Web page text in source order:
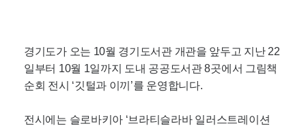
경기도가 오는 10월 경기도서관 개관을 앞두고 지난 22
일부터 10월 1일까지 도내 공공도서관 8곳에서 그림책
순회 전시 ‘깃털과 이끼’를 운영합니다.
전시에는 슬로바키아 ‘브라티슬라바 일러스트레이션